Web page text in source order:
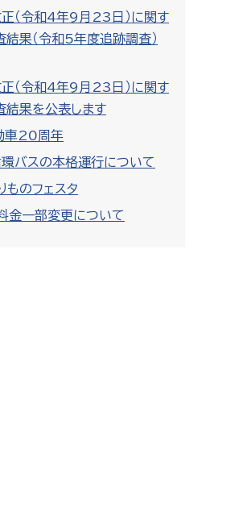
（令和4年9月23日）に関す
結果（令和5年度追跡調査）
（令和4年9月23日）に関す
結果を公表します
車20周年
バスの本格運行について
ものフェスタ
金一部変更について